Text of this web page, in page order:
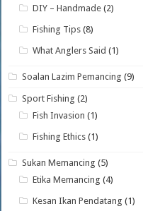
DIY – Handmade (2)
Fishing Tips (8)
What Anglers Said (1)
Soalan Lazim Pemancing (9)
Sport Fishing (2)
Fish Invasion (1)
Fishing Ethics (1)
Sukan Memancing (5)
Etika Memancing (4)
Kesan Ikan Pendatang (1)